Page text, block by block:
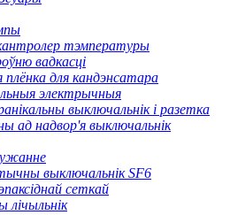
тэмпературы
вадкасці
плёнка для кандэнсатара
электрычныя
выключальнік і разетка
ад надвор'я выключальнік
выключальнік SF6
сеткай
лічыльнік